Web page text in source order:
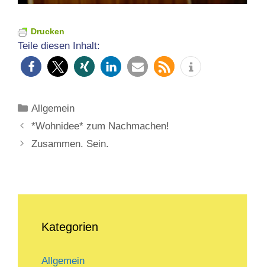
Drucken
Teile diesen Inhalt:
Kategorien
Allgemein
*Wohnidee* zum Nachmachen!
Zusammen. Sein.
Kategorien
Allgemein